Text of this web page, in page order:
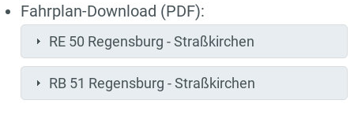
Fahrplan-Download (PDF):
RE 50 Regensburg - Straßkirchen
RB 51 Regensburg - Straßkirchen